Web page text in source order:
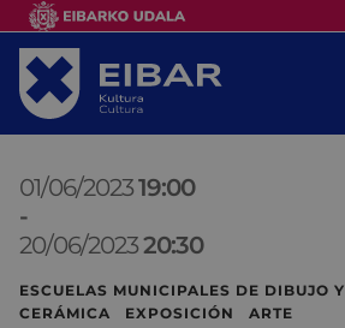
01/06/202319:00
-
20/06/202320:30
ESCUELAS MUNICIPALES DE DIBUJO Y
CERÁMICA EXPOSICIÓN ARTE